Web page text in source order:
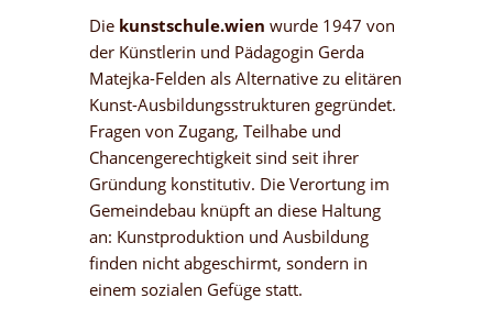
Die kunstschule.wien wurde 1947 von
der Künstlerin und Pädagogin Gerda
Matejka-Felden als Alternative zu elitären
Kunst-Ausbildungsstrukturen gegründet.
Fragen von Zugang, Teilhabe und
Chancengerechtigkeit sind seit ihrer
Gründung konstitutiv. Die Verortung im
Gemeindebau knüpft an diese Haltung
an: Kunstproduktion und Ausbildung
finden nicht abgeschirmt, sondern in
einem sozialen Gefüge statt.